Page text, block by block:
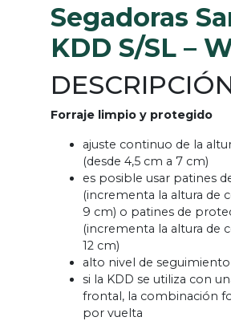
Segadoras
KDD S/SL –
Forraje limpio y protegido
ajuste continuo de la
(desde 4,5 cm a 7 cm)
es posible usar patines
(incrementa la altura de
9 cm) o patines de
(incrementa la altura de
12 cm)
alto nivel de
si la KDD se utiliza con
frontal, la combinación
por vuelta